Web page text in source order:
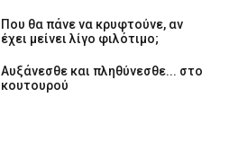
Που θα πάνε να κρυφτούνε, αν
έχει μείνει λίγο φιλότιμο;
Αυξάνεσθε και πληθύνεσθε... στο
κουτουρού